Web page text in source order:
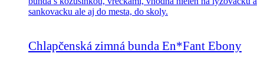
Chlapčenská zimná bunda En*Fant Ebony